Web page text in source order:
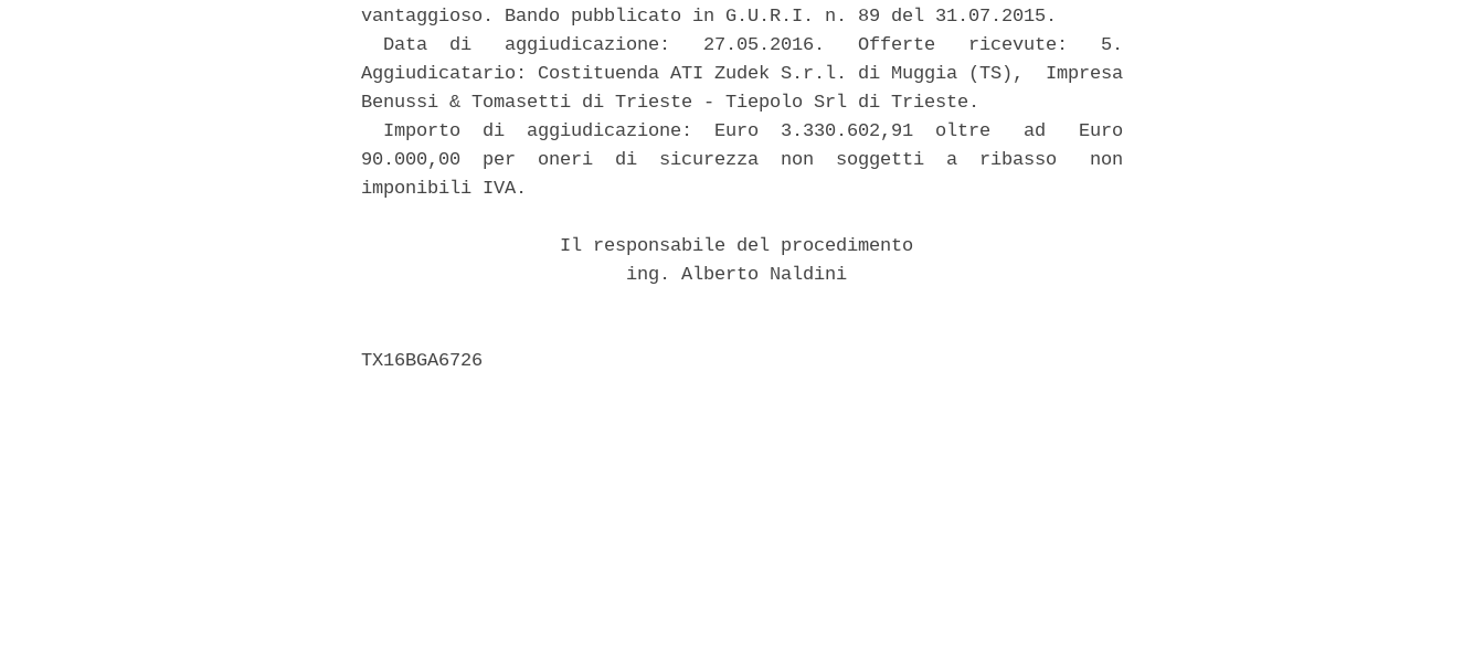
vantaggioso. Bando pubblicato in G.U.R.I. n. 89 del 31.07.2015.
  Data  di   aggiudicazione:   27.05.2016.   Offerte   ricevute:   5.
Aggiudicatario: Costituenda ATI Zudek S.r.l. di Muggia (TS),  Impresa
Benussi & Tomasetti di Trieste - Tiepolo Srl di Trieste.
  Importo  di  aggiudicazione:  Euro  3.330.602,91  oltre   ad   Euro
90.000,00  per  oneri  di  sicurezza  non  soggetti  a  ribasso   non
imponibili IVA.
                  Il responsabile del procedimento
                        ing. Alberto Naldini